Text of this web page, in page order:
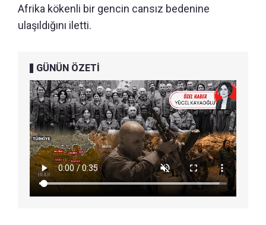
Afrika kökenli bir gencin cansız bedenine
ulaşıldığını iletti.
GÜNÜN ÖZETİ